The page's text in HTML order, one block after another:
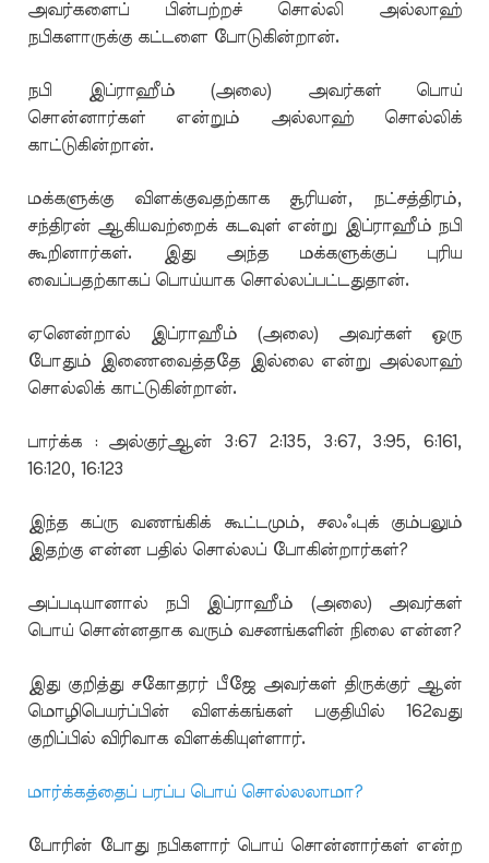
அவர்களைப் பின்பற்றச் சொல்லி அல்லாஹ்
நபிகளாருக்கு கட்டளை போடுகின்றான்.
நபி இப்ராஹீம் (அலை) அவர்கள் பொய்
சொன்னார்கள் என்றும் அல்லாஹ் சொல்லிக்
காட்டுகின்றான்.
மக்களுக்கு விளக்குவதற்காக சூரியன், நட்சத்திரம்,
சந்திரன் ஆகியவற்றைக் கடவுள் என்று இப்ராஹீம் நபி
கூறினார்கள். இது அந்த மக்களுக்குப் புரிய
வைப்பதற்காகப் பொய்யாக சொல்லப்பட்டதுதான்.
ஏனென்றால் இப்ராஹீம் (அலை) அவர்கள் ஒரு
போதும் இணைவைத்ததே இல்லை என்று அல்லாஹ்
சொல்லிக் காட்டுகின்றான்.
பார்க்க : அல்குர்ஆன் 3:67 2:135, 3:67, 3:95, 6:161,
16:120, 16:123
இந்த கப்ரு வணங்கிக் கூட்டமும், சலஃபுக் கும்பலும்
இதற்கு என்ன பதில் சொல்லப் போகின்றார்கள்?
அப்படியானால் நபி இப்ராஹீம் (அலை) அவர்கள்
பொய் சொன்னதாக வரும் வசனங்களின் நிலை என்ன?
இது குறித்து சகோதரர் பீஜே அவர்கள் திருக்குர் ஆன்
மொழிபெயர்ப்பின் விளக்கங்கள் பகுதியில் 162வது
குறிப்பில் விரிவாக விளக்கியுள்ளார்.
மார்க்கத்தைப் பரப்ப பொய் சொல்லலாமா?
போரின் போது நபிகளார் பொய் சொன்னார்கள் என்ற